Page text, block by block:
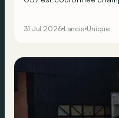
résoudre à la
transalpin développe
31 Jul 2026 Lancia Unique